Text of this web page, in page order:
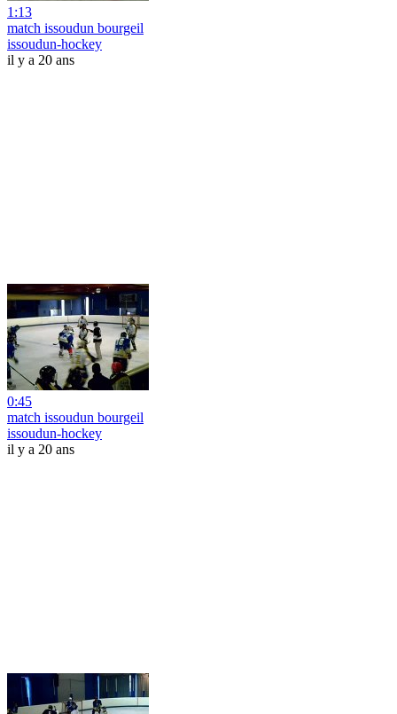
1:13
match issoudun bourgeil
issoudun-hockey
il y a 20 ans
0:45
match issoudun bourgeil
issoudun-hockey
il y a 20 ans